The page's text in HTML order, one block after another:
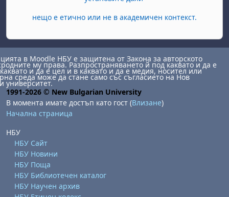
нещо е етично или не в академичен контекст.
в Moodle НБУ е защитена от Закона за авторското
му права. Разпространяването й под каквато и да е
и да е цел и в каквато и да е медия, носител или
среда може да стане само със съгласието на Нов
университет.
1991-2026 © New Bulgarian University
В момента имате достъп като гост (Влизане)
Начална страница
НБУ
НБУ Сайт
НБУ Новини
НБУ Поща
НБУ Библиотечен каталог
НБУ Научен архив